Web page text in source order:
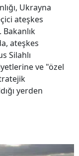
Ukrayna
ateşkes
ateşkes
Silahlı
ve "özel
yerden